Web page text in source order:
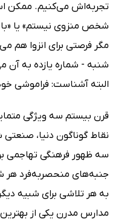
تجربه‌اش می‌کنیم. ممکن
شخص منزوی نیستم» یا
مگر فرصتی برای انزوا هم
شنبه - شماره یازده به آن
البته آشناست: فراموشی
قرن بیستم سه ویژگی
نقاط گوناگون دنیا،
سه ظهور فرهنگی تهاجمی
جنبه‌های منحصربه‌فرد هر
به هر تلاشی برای شبیه
مدارس مدرن یکی از